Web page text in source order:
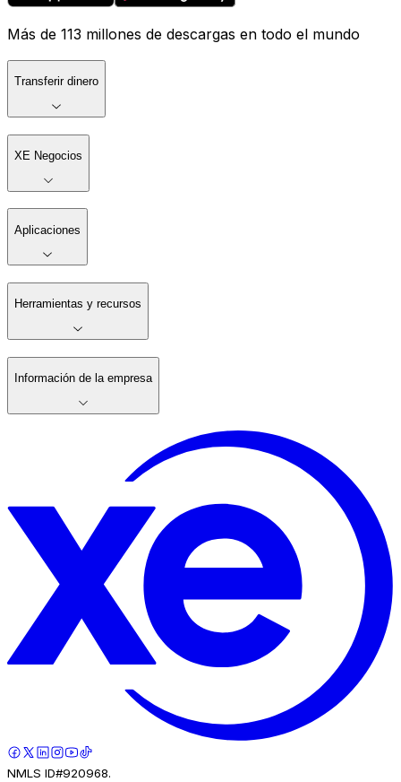
Más de 113 millones de descargas en todo el mundo
Transferir dinero
XE Negocios
Aplicaciones
Herramientas y recursos
Información de la empresa
NMLS ID#920968.